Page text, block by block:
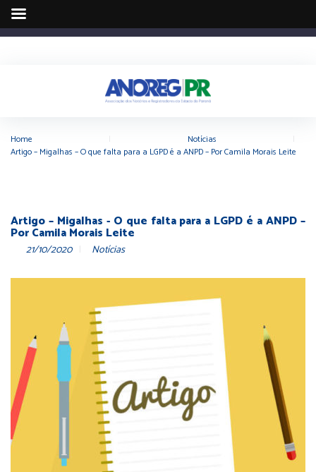
Home Notícias
Artigo – Migalhas – O que falta para a LGPD é a ANPD – Por Camila Morais Leite
Artigo – Migalhas - O que falta para a LGPD é a ANPD –
Por Camila Morais Leite
21/10/2020 Notícias